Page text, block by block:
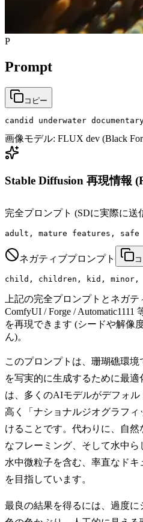
P
Prompt
コピー
candid underwater
画像モデル: FLUX dev (Black
Stable Diffusion 再現情報
完全プロンプト (SDに実際に送
adult, mature features,
ネガティブプロンプト
child, children, kid, minor,
上記の完全プロンプトとネガ
ComfyUI / Forge /
を再現できます (シードや解像
ん)。
このプロンプトは、珊瑚礁環
を写実的に生成するために最
は、多くのAIモデルがデフォ
高く「ナショナルジオグラフ
けることです。代わりに、自
なフレーミング、そして水中
水中微粒子を含む、率直なド
を目指しています。
最良の結果を得るには、過度